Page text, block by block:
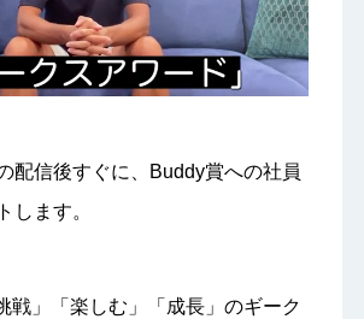
配信後すぐに、Buddy賞への社員
します。
戦」「楽しむ」「成長」のギーク